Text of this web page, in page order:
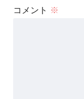
コメント ※